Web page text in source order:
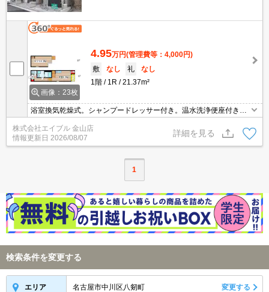
画像：23枚
4.95万円(管理費等：4,000円)
敷
なし 礼
なし
1階
1R 21.37m²
浴室換気乾燥式。シャンプードレッサー付き。温水洗浄便座付き。
照明器具付き。2口ガスコンロ付。システムキッチン。暖房便座付
き。エアコン付き。人気のロフト付き。インターネット無料。オー
トロック。
株式会社エイブル 金山店
情報更新日 2026/08/07
詳細を見る
1
検索条件を変更する
エリア 名古屋市中川区八剱町 変更する